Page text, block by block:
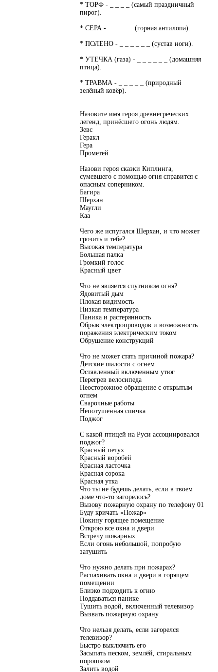
* ТОРФ - _ _ _ _ (самый праздничный
пирог).
* СЕРА - _ _ _ _ _ (горная антилопа).
* ПОЛЕНО - _ _ _ _ _ _ (сустав ноги).
* УТЕЧКА (газа) - _ _ _ _ _ _ (домашняя
птица).
* ТРАВМА - _ _ _ _ _ (природный
зелёный ковёр).
Назовите имя героя древнегреческих
легенд, принёсшего огонь людям.
Зевс
Геракл
Гера
Прометей
Назови героя сказки Киплинга,
сумевшего с помощью огня справится с
опасным соперником.
Багира
Шерхан
Маугли
Каа
Чего же испугался Шерхан, и что может
грозить и тебе?
Высокая температура
Большая палка
Громкий голос
Красный цвет
Что не является спутником огня?
Ядовитый дым
Плохая видимость
Низкая температура
Паника и растерянность
Обрыв электропроводов и возможность
поражения электрическим током
Обрушение конструкций
Что не может стать причиной пожара?
Детские шалости с огнем
Оставленный включенным утюг
Перегрев велосипеда
Неосторожное обращение с открытым
огнем
Сварочные работы
Непотушенная спичка
Поджог
С какой птицей на Руси ассоциировался
поджог?
Красный петух
Красный воробей
Красная ласточка
Красная сорока
Красная утка
Что ты не будешь делать, если в твоем
доме что-то загорелось?
Вызову пожарную охрану по телефону 01
Буду кричать «Пожар»
Покину горящее помещение
Открою все окна и двери
Встречу пожарных
Если огонь небольшой, попробую
затушить
Что нужно делать при пожарах?
Распахивать окна и двери в горящем
помещении
Близко подходить к огню
Поддаваться панике
Тушить водой, включенный телевизор
Вызвать пожарную охрану
Что нельзя делать, если загорелся
телевизор?
Быстро выключить его
Засыпать песком, землёй, стиральным
порошком
Залить водой